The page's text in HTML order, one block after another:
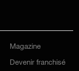
Magazine
Devenir franchisé